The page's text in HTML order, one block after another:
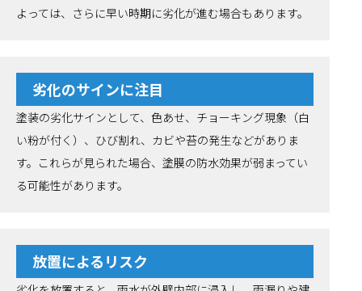
よっては、さらに早い時期に劣化が進む場合もあります。
劣化のサインに注目
塗装の劣化サインとして、色あせ、チョーキング現象（白
い粉が付く）、ひび割れ、カビや苔の発生などがありま
す。これらが見られた場合、塗膜の防水効果が弱まってい
る可能性があります。
放置によるリスク